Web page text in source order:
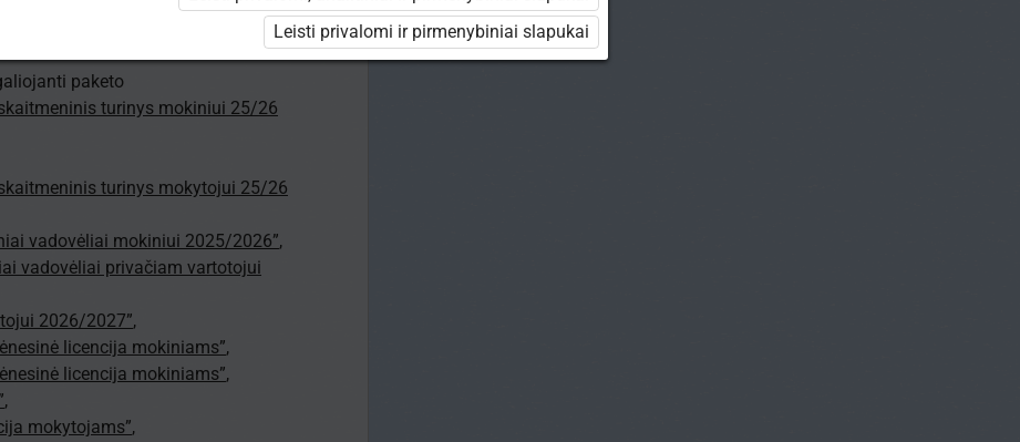
ribojama. Jūs nesate prisijungęs prie
paketo
turinys mokiniui 25/26
turinys mokytojui 25/26
vadovėliai mokiniui 2025/2026”,
vadovėliai privačiam vartotojui
2026/2027”,
licencija mokiniams”,
licencija mokiniams”,
,
mokytojams”,
Leisti privalomi ir pirmenybiniai slapukai